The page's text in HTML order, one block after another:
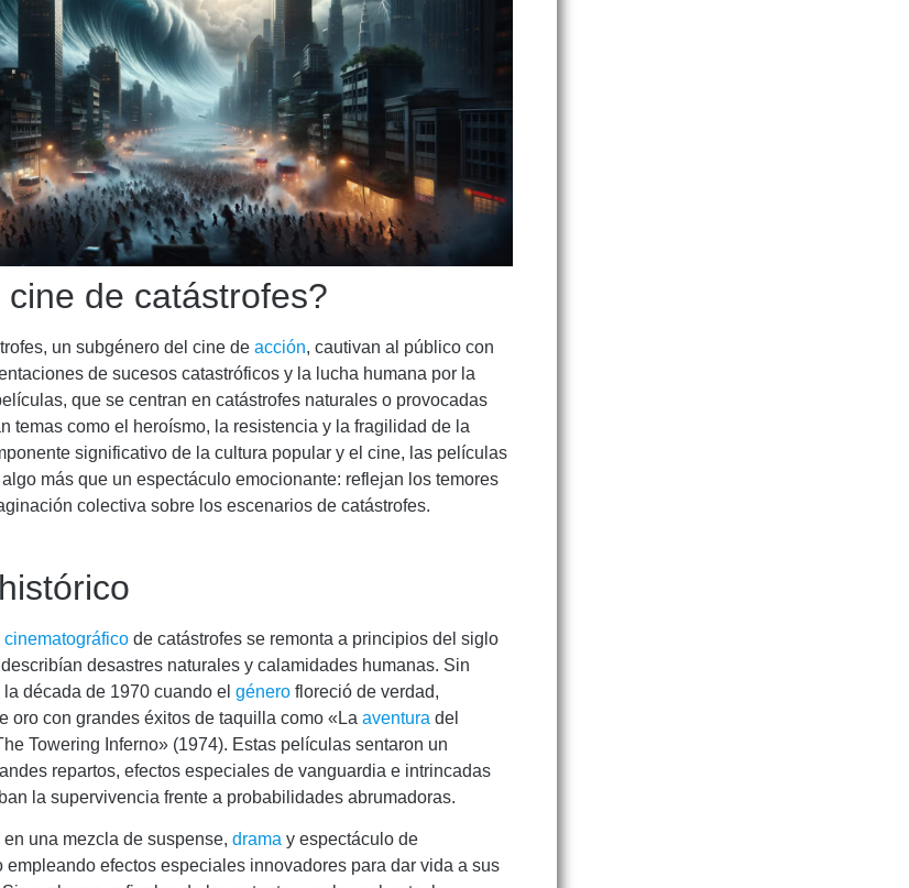
de catástrofes?
un subgénero del cine deacción, cautivan al público con
de sucesos catastróficos y la lucha humana por la
que se centran en catástrofes naturales o provocadas
temas como el heroísmo, la resistencia y la fragilidad de la
significativo de la cultura popular y el cine, las películas
más que un espectáculo emocionante: reflejan los temores
colectiva sobre los escenarios de catástrofes.
cinematográfico de catástrofes se remonta a principios del siglo
desastres naturales y calamidades humanas. Sin
la década de 1970 cuando elgénero floreció de verdad,
oro con grandes éxitos de taquilla como «Laaventura del
Towering Inferno» (1974). Estas películas sentaron un
repartos, efectos especiales de vanguardia e intrincadas
la supervivencia frente a probabilidades abrumadoras.
en una mezcla de suspense,drama y espectáculo de
empleando efectos especiales innovadores para dar vida a sus